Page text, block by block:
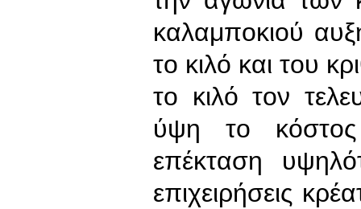
καλαμποκιού
το κιλό και του
το κιλό τον
ύψη το
επέκταση
επιχειρήσεις